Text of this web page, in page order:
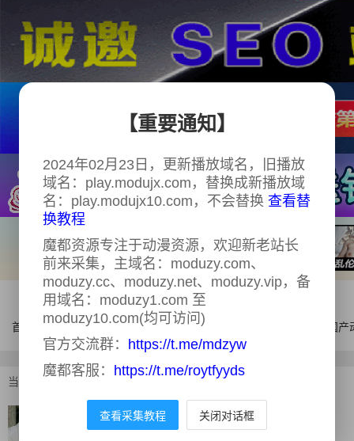
首页 电影 连续剧 综艺 国
当前位置： 楝树花开
楝树花开
【重要通知】
2024年02月23日，更新播放域名，旧播放
域名：play.modujx.com，替换成新播放域
名：play.modujx10.com，不会替换 查看替
换教程
魔都资源专注于动漫资源，欢迎新老站长
前来采集，主域名：moduzy.com、
moduzy.cc、moduzy.net、moduzy.vip，备
用域名：moduzy1.com 至
moduzy10.com(均可访问)
官方交流群： https://t.me/mdzyw
魔都客服： https://t.me/roytfyyds
查看采集教程 关闭对话框